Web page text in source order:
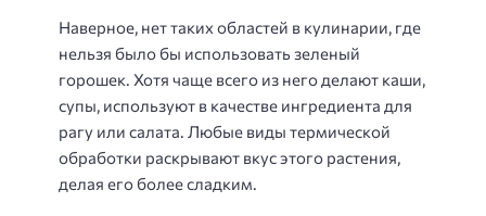
Наверное, нет таких областей в кулинарии, где
нельзя было бы использовать зеленый
горошек. Хотя чаще всего из него делают каши,
супы, используют в качестве ингредиента для
рагу или салата. Любые виды термической
обработки раскрывают вкус этого растения,
делая его более сладким.